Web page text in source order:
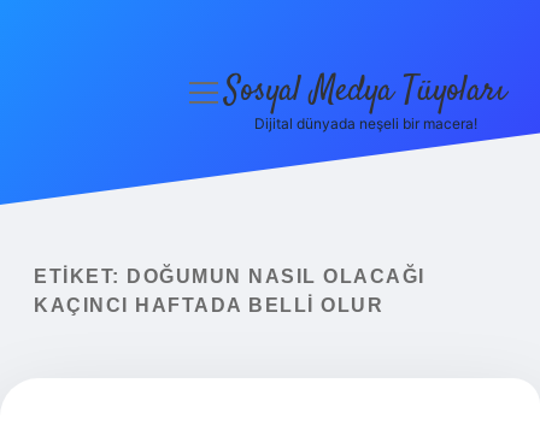
Yasal Uyarı
menüyüSosyal Medya Tüyoları
Dijital dünyada neşeli bir macera!
ETIKET:
DOĞUMUN NASIL OLACAĞI
KAÇINCI HAFTADA BELLI OLUR